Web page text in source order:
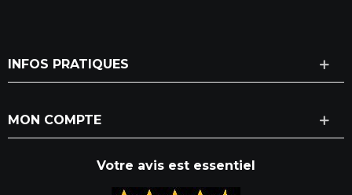
INFOS PRATIQUES
MON COMPTE
Votre avis est essentiel